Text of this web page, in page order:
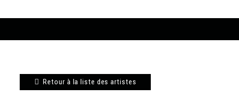
Retour à la liste des artistes